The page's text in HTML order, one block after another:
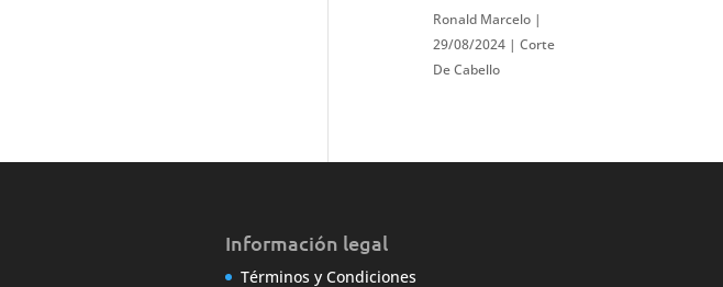
Ronald Marcelo |
29/08/2024 |Corte
De Cabello
Información legal
Términos y Condiciones